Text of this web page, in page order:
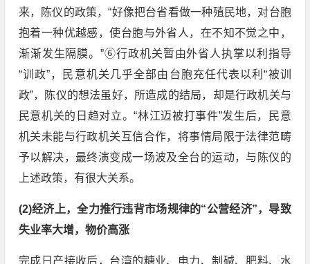
来，陈仪的政策，“好像把台省看做一种殖民地，对台胞
抱着一种优越感，使台胞与外省人，在不知不觉之中，
渐渐发生隔膜。”⑥行政机关暂由外省人执掌以利指导
“训政”，民意机关几乎全部由台胞充任代表以利“被训
政”，陈仪的想法虽好，所造成的结局，却是行政机关与
民意机关的日趋对立。“林江迈被打事件”发生后，民意
机关未能与行政机关互信合作，将事情局限于法律范畴
予以解决，最终演变成一场波及全台的运动，与陈仪的
上述政策，有很大关系。
(2)经济上，全力推行违背市场规律的“公营经济”，导致
失业率大增，物价高涨
完成日产接收后，台湾的糖业、电力、制碱、肥料、水